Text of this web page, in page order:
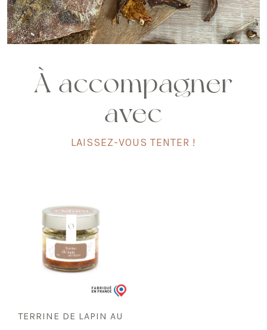
À accompagner
avec
LAISSEZ-VOUS TENTER !
TERRINE DE LAPIN AU